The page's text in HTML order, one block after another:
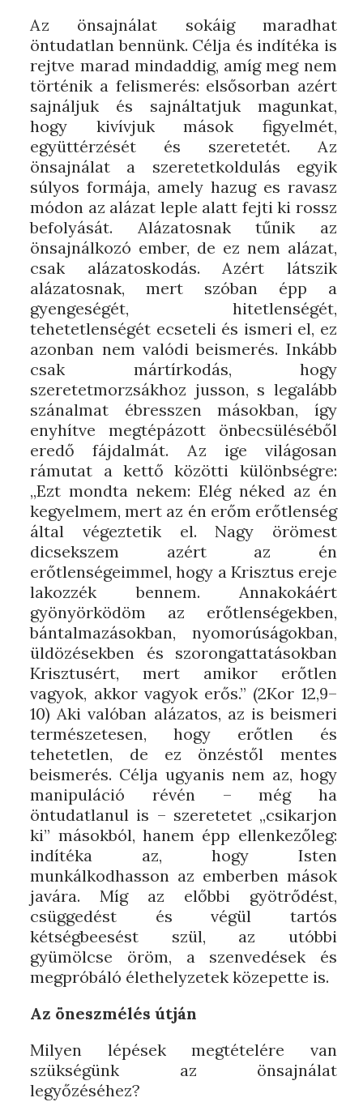
Az önsajnálat sokáig maradhat
öntudatlan bennünk. Célja és indítéka is
rejtve marad mindaddig, amíg meg nem
történik a felismerés: elsősorban azért
sajnáljuk és sajnáltatjuk magunkat,
hogy kivívjuk mások figyelmét,
együttérzését és szeretetét. Az
önsajnálat a szeretetkoldulás egyik
súlyos formája, amely hazug es ravasz
módon az alázat leple alatt fejti ki rossz
befolyását. Alázatosnak tűnik az
önsajnálkozó ember, de ez nem alázat,
csak alázatoskodás. Azért látszik
alázatosnak, mert szóban épp a
gyengeségét, hitetlenségét,
tehetetlenségét ecseteli és ismeri el, ez
azonban nem valódi beismerés. Inkább
csak mártírkodás, hogy
szeretetmorzsákhoz jusson, s legalább
szánalmat ébresszen másokban, így
enyhítve megtépázott önbecsüléséből
eredő fájdalmát. Az ige világosan
rámutat a kettő közötti különbségre:
„Ezt mondta nekem: Elég néked az én
kegyelmem, mert az én erőm erőtlenség
által végeztetik el. Nagy örömest
dicsekszem azért az én
erőtlenségeimmel, hogy a Krisztus ereje
lakozzék bennem. Annakokáért
gyönyörködöm az erőtlenségekben,
bántalmazásokban, nyomorúságokban,
üldözésekben és szorongattatásokban
Krisztusért, mert amikor erőtlen
vagyok, akkor vagyok erős.” (2Kor 12,9–
10) Aki valóban alázatos, az is beismeri
természetesen, hogy erőtlen és
tehetetlen, de ez önzéstől mentes
beismerés. Célja ugyanis nem az, hogy
manipuláció révén – még ha
öntudatlanul is – szeretetet „csikarjon
ki” másokból, hanem épp ellenkezőleg:
indítéka az, hogy Isten
munkálkodhasson az emberben mások
javára. Míg az előbbi gyötrődést,
csüggedést és végül tartós
kétségbeesést szül, az utóbbi
gyümölcse öröm, a szenvedések és
megpróbáló élethelyzetek közepette is.
Az öneszmélés útján
Milyen lépések megtételére van
szükségünk az önsajnálat
legyőzéséhez?